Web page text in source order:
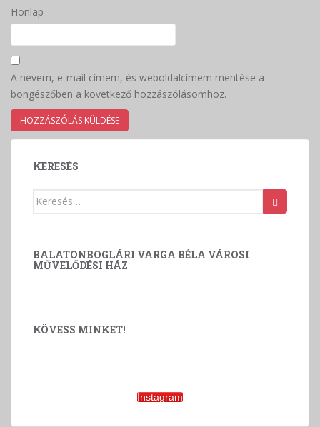
Honlap
A nevem, e-mail címem, és weboldalcímem mentése a
böngészőben a következő hozzászólásomhoz.
KERESÉS
Keresés:
BALATONBOGLÁRI VARGA BÉLA VÁROSI
MŰVELŐDÉSI HÁZ
KÖVESS MINKET!
Instagram